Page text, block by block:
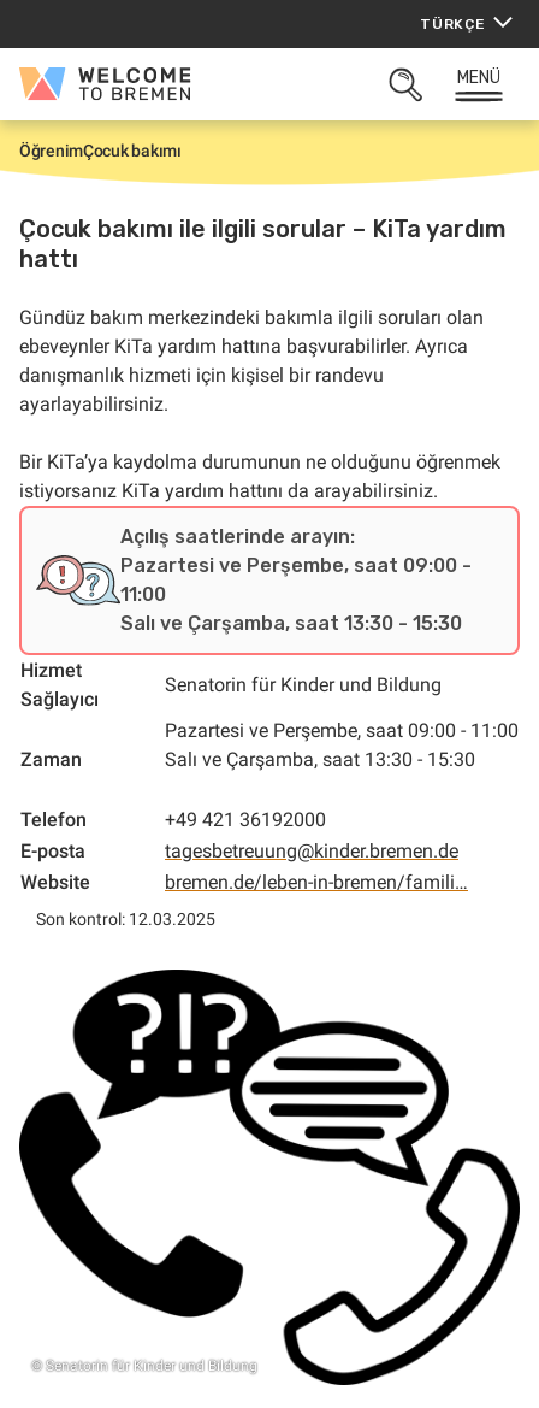
TÜRKÇE
Welcome
Bremen
ARAMAYI
MENÜ
G
i
i
ş
ÖğrenimÇocuk bakımı
Çocuk bakımı ile ilgili sorular – KiTa yardım
hattı
Gündüz bakım merkezindeki bakımla ilgili soruları olan
ebeveynler KiTa yardım hattına başvurabilirler. Ayrıca
danışmanlık hizmeti için kişisel bir randevu
ayarlayabilirsiniz.
Bir KiTa’ya kaydolma durumunun ne olduğunu öğrenmek
istiyorsanız KiTa yardım hattını da arayabilirsiniz.
Açılış saatlerinde arayın:
Pazartesi ve Perşembe, saat 09:00 -
11:00
Salı ve Çarşamba, saat 13:30 - 15:30
Hizmet
Sağlayıcı
Senatorin für Kinder und Bildung
Zaman
Pazartesi ve Perşembe, saat 09:00 - 11:00
Salı ve Çarşamba, saat 13:30 - 15:30
Telefon
+49 421 36192000
E-posta
tagesbetreuung@kinder.bremen.de
Website
bremen.de/leben-in-bremen/famili…
Son kontrol: 12.03.2025
© Senatorin für Kinder und Bildung